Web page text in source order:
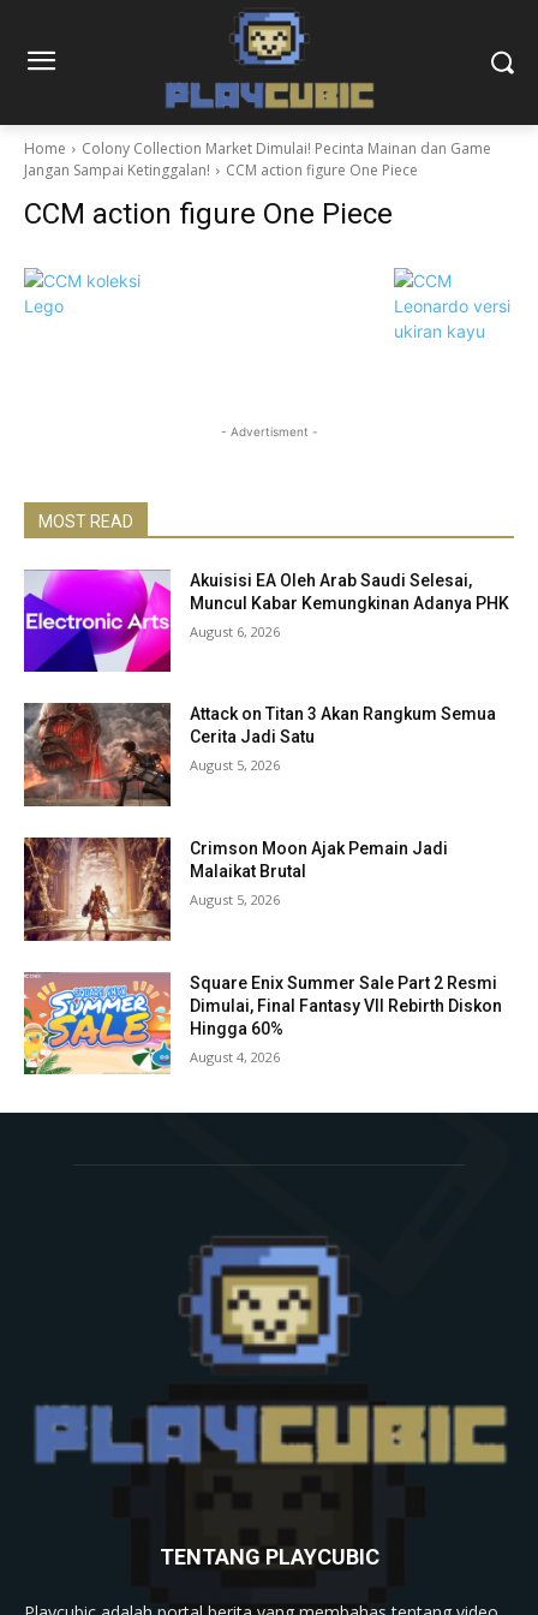
Home
Colony Collection Market Dimulai! Pecinta Mainan dan Game
Jangan Sampai Ketinggalan!
CCM action figure One Piece
CCM action figure One Piece
- Advertisment -
MOST READ
Akuisisi EA Oleh Arab Saudi Selesai,
Muncul Kabar Kemungkinan Adanya PHK
August 6, 2026
Attack on Titan 3 Akan Rangkum Semua
Cerita Jadi Satu
August 5, 2026
Crimson Moon Ajak Pemain Jadi
Malaikat Brutal
August 5, 2026
Square Enix Summer Sale Part 2 Resmi
Dimulai, Final Fantasy VII Rebirth Diskon
Hingga 60%
August 4, 2026
TENTANG PLAYCUBIC